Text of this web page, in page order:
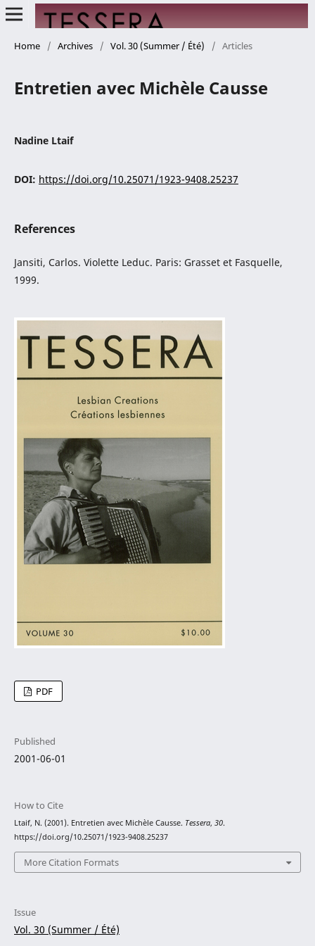
Home / Archives / Vol. 30 (Summer / Été) / Articles
Entretien avec Michèle Causse
Nadine Ltaif
DOI: https://doi.org/10.25071/1923-9408.25237
References
Jansiti, Carlos. Violette Leduc. Paris: Grasset et Fasquelle,
1999.
PDF
Published
2001-06-01
How to Cite
Ltaif, N. (2001). Entretien avec Michèle Causse. Tessera, 30.
https://doi.org/10.25071/1923-9408.25237
More Citation Formats
Issue
Vol. 30 (Summer / Été)